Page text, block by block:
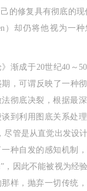
的修复具有彻底的现
）却仍将他视为一
》渐成于20世纪40～
期，可谓反映了一种
彻底决裂，根据最
到利用图底关系处
尽管是从直觉出发设
种自发的感知机制
，因此不能被视为经
样，抛弃一切传统